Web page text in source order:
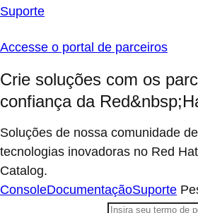
Suporte
Accesse o portal de parceiros
Crie soluções com os
confiança da
Soluções de nossa comunidade
tecnologias inovadoras no Red
Catalog.
ConsoleDocumentaçãoSuporte